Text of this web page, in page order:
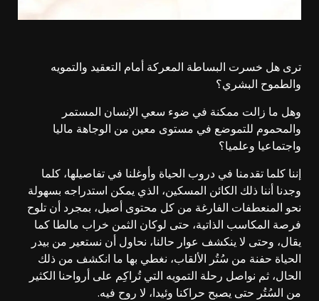
ترى هل خسرت البساطة المعركة أمام التعقيد والتمويه
والطموح البشري؟
وهل ما زالت ممكنة في ضوء سعي الإنسان المستمر
والمحموم للتموضع في مستوى معين من الوجاهة ماليا
واجتماعيا وعلميا؟
إننا كلما تقدمنا في دروب الحياة وأوغلنا في تفاصيلها، كلما
وجدنا أننا ذلك الكائن المسكين، الذي يمكن استدراجه بسهولة
نحو المنعطفات الفارغة من كل محتوى أصيل، بمجرد أن تلوح
فرصة المكاسب الذاتية، حتى لوكان الثمن خراب مالطا كما
يقال، وحتى لا ينكشف عوار حالنا، نحاول أن نستعير من بيدر
الحياة حفنة من سُتُر الألقاب، نغطي بها ما انكشف من ذلك
الحال، ثم نواصل رحلة التمويه التي تُراكِم على أرواحنا الكثير
من السُتُر حتى يصبح حراكنا وئيدا، لا روح فيه.